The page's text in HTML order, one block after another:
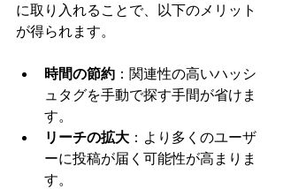
に取り入れることで、以下のメリット
が得られます。
時間の節約 ：関連性の高いハッシ
ュタグを手動で探す手間が省けま
す。
リーチの拡大 ：より多くのユーザ
ーに投稿が届く可能性が高まりま
す。